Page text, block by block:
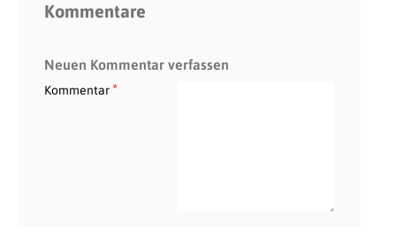
Kommentare
Neuen Kommentar verfassen
Kommentar*